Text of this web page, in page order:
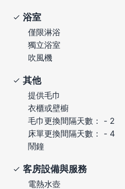
浴室
僅限淋浴
獨立浴室
吹風機
其他
提供毛巾
衣櫃或壁櫥
毛巾更換間隔天數： - 2
床單更換間隔天數： - 4
鬧鐘
客房設備與服務
電熱水壺